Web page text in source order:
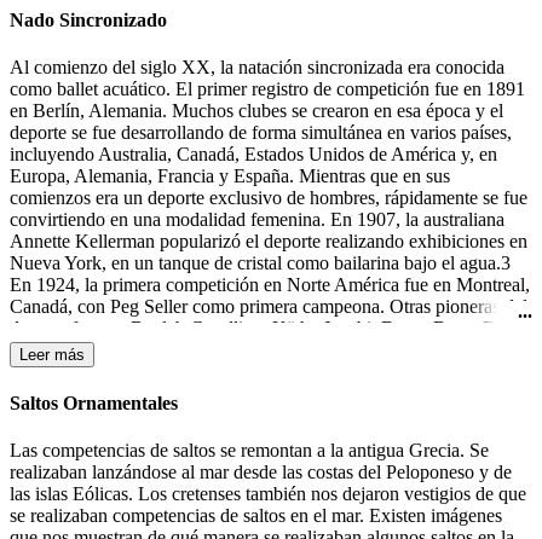
Nado Sincronizado
Al comienzo del siglo XX, la natación sincronizada era conocida
como ballet acuático. El primer registro de competición fue en 1891
en Berlín, Alemania. Muchos clubes se crearon en esa época y el
deporte se fue desarrollando de forma simultánea en varios países,
incluyendo Australia, Canadá, Estados Unidos de América y, en
Europa, Alemania, Francia y España. Mientras que en sus
comienzos era un deporte exclusivo de hombres, rápidamente se fue
convirtiendo en una modalidad femenina. En 1907, la australiana
Annette Kellerman popularizó el deporte realizando exhibiciones en
Nueva York, en un tanque de cristal como bailarina bajo el agua.3
En 1924, la primera competición en Norte América fue en Montreal,
Canadá, con Peg Seller como primera campeona. Otras pioneras del
deporte fueron: Beulah Gundling, Käthe Jacobi, Dawn Bean, Billie
MacKellar, Teresa Anderson y Gail Johnson. Muchas de las
competiciones de esos días todavía se desarrollaban en lagos y ríos.
Durante los años 30 del siglo XX tuvieron lugar las primeras
competiciones en Alemania, Canadá y los Estados Unidos.4 En
Mermaids" ("Las Sirenas Modernas"), para Feria Mundial en
Chicago, el cual el presentador lo anunció como "natación
sincronizada". Ésta fue la primera mención a este término, aunque
Curtis todavía usaba el nombre "rhythmic swimming" (natación
Leer más
Saltos Ornamentales
Las competencias de saltos se remontan a la antigua Grecia. Se
realizaban lanzándose al mar desde las costas del Peloponeso y de
las islas Eólicas. Los cretenses también nos dejaron vestigios de que
se realizaban competencias de saltos en el mar. Existen imágenes